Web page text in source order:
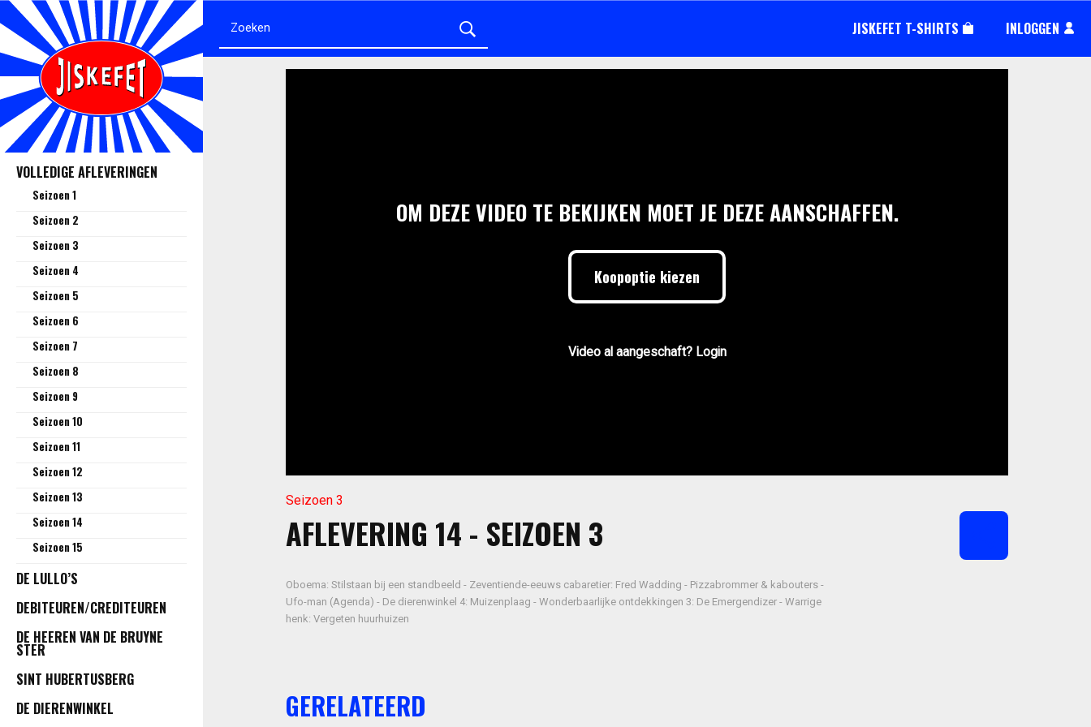
JISKEFET T-SHIRTS INLOGGEN
VOLLEDIGE AFLEVERINGEN
Seizoen 1
Seizoen 2
Seizoen 3
Seizoen 4
Seizoen 5
Seizoen 6
Seizoen 7
Seizoen 8
Seizoen 9
Seizoen 10
Seizoen 11
Seizoen 12
Seizoen 13
Seizoen 14
Seizoen 15
DE LULLO’S
DEBITEUREN/CREDITEUREN
DE HEEREN VAN DE BRUYNE
STER
SINT HUBERTUSBERG
DE DIERENWINKEL
OM DEZE VIDEO TE BEKIJKEN MOET JE DEZE AANSCHAFFEN.
Koopoptie kiezen
Video al aangeschaft? Login
Seizoen 3
AFLEVERING 14 - SEIZOEN 3
Oboema: Stilstaan bij een standbeeld - Zeventiende-eeuws cabaretier: Fred Wadding - Pizzabrommer & kabouters -
Ufo-man (Agenda) - De dierenwinkel 4: Muizenplaag - Wonderbaarlijke ontdekkingen 3: De Emergendizer - Warrige
henk: Vergeten huurhuizen
GERELATEERD